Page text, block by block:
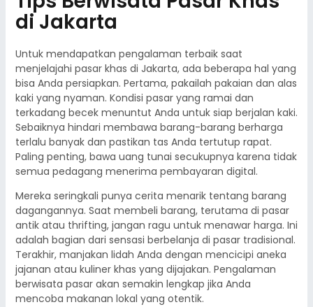
di Jakarta
Untuk mendapatkan pengalaman terbaik saat
menjelajahi pasar khas di Jakarta, ada beberapa hal yang
bisa Anda persiapkan. Pertama, pakailah pakaian dan alas
kaki yang nyaman. Kondisi pasar yang ramai dan
terkadang becek menuntut Anda untuk siap berjalan kaki.
Sebaiknya hindari membawa barang-barang berharga
terlalu banyak dan pastikan tas Anda tertutup rapat.
Paling penting, bawa uang tunai secukupnya karena tidak
semua pedagang menerima pembayaran digital.
Mereka seringkali punya cerita menarik tentang barang
dagangannya. Saat membeli barang, terutama di pasar
antik atau thrifting, jangan ragu untuk menawar harga. Ini
adalah bagian dari sensasi berbelanja di pasar tradisional.
Terakhir, manjakan lidah Anda dengan mencicipi aneka
jajanan atau kuliner khas yang dijajakan. Pengalaman
berwisata pasar akan semakin lengkap jika Anda
mencoba makanan lokal yang otentik.